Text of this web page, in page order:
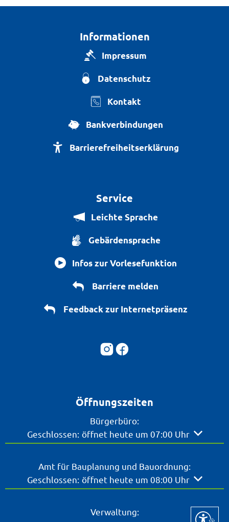
Informationen
Impressum
Datenschutz
Kontakt
Bankverbindungen
Barrierefreiheitserklärung
Service
Leichte Sprache
Gebärdensprache
Infos zur Vorlesefunktion
Barriere melden
Feedback zur Internetpräsenz
Öffnungszeiten
Bürgerbüro:
Klicken, um weitere Öffnungs- oder Schließzeiten
Geschlossen: öffnet heute um 07:00 Uhr
Amt für Bauplanung und Bauordnung:
Klicken, um weitere Öffnungs- oder Schließzeiten
Geschlossen: öffnet heute um 08:00 Uhr
Verwaltung: